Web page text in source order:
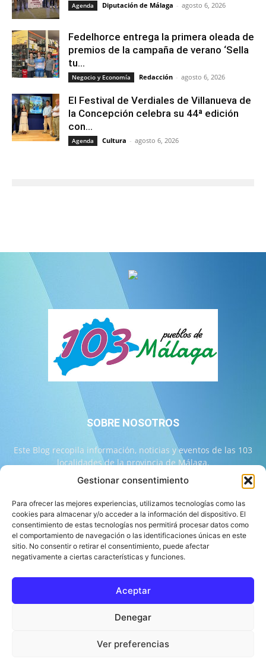
Gestionar consentimiento
Para ofrecer las mejores experiencias, utilizamos tecnologías como las
cookies para almacenar y/o acceder a la información del dispositivo. El
consentimiento de estas tecnologías nos permitirá procesar datos como
el comportamiento de navegación o las identificaciones únicas en este
sitio. No consentir o retirar el consentimiento, puede afectar
negativamente a ciertas características y funciones.
Aceptar
Denegar
Ver preferencias
Agenda Diputación de Málaga - agosto 6, 2026
Fedelhorce entrega la primera oleada de
premios de la campaña de verano ‘Sella
tu...
Negocio y Economía Redacción - agosto 6, 2026
El Festival de Verdiales de Villanueva de
la Concepción celebra su 44ª edición
con...
Agenda Cultura - agosto 6, 2026
SOBRE NOSOTROS
Este Blog recopila información, noticias y eventos de las 103
localidades de la provincia de Málaga.
Contáctanos: info@103malaga.com
SÍGUENOS
Equipo de 103 Málaga
Aviso Legal